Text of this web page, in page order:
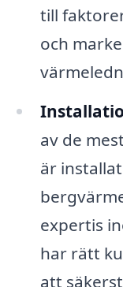
till
och
av de
är
expertis
har rätt
att